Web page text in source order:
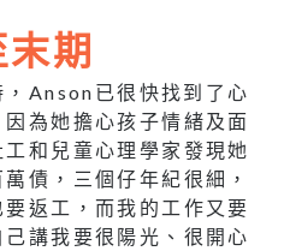
期
Anson已很快找到了心
為她擔心孩子情緒及面
和兒童心理學家發現她
債，三個仔年紀很細，
返工，而我的工作又要
講我要很陽光、很開心